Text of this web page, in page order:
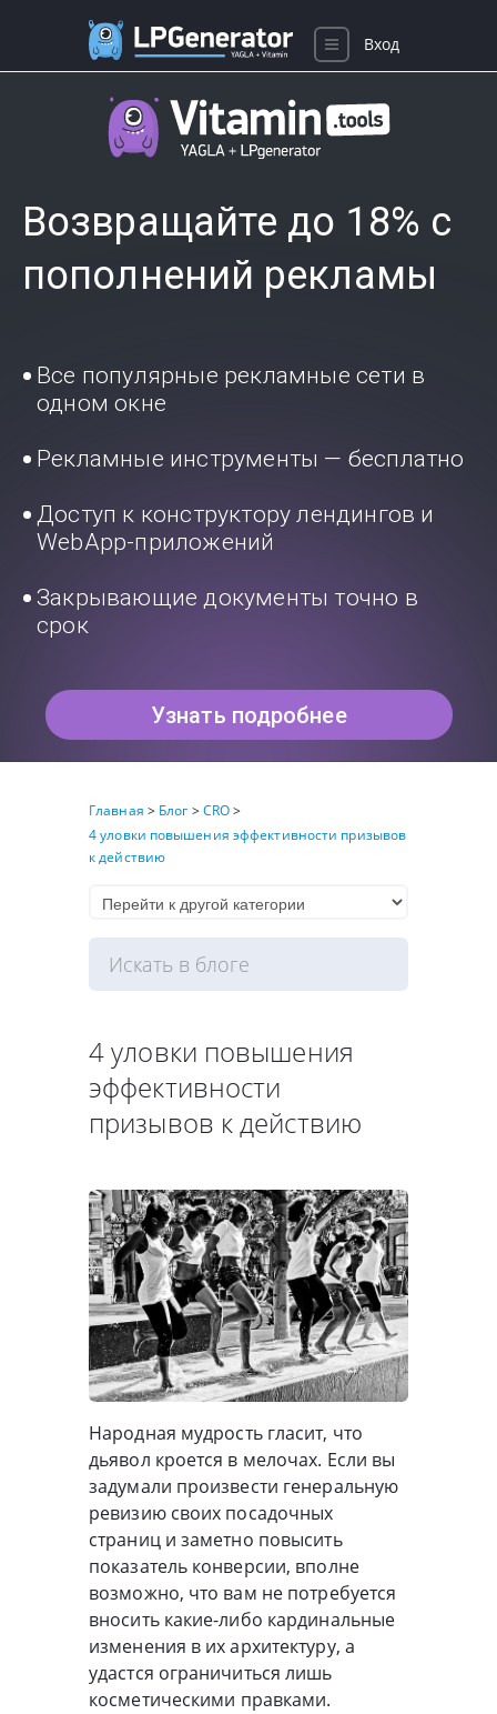
Возвращайте до 18% с
пополнений рекламы
Все популярные рекламные сети в
одном окне
Рекламные инструменты — бесплатно
Доступ к конструктору лендингов и
WebApp-приложений
Закрывающие документы точно в
срок
Узнать подробнее
Главная > Блог >CRO>
4 уловки повышения эффективности призывов
к действию
4 уловки повышения
эффективности
призывов к действию
Народная мудрость гласит, что
дьявол кроется в мелочах. Если вы
задумали произвести генеральную
ревизию своих посадочных
страниц и заметно повысить
показатель конверсии, вполне
возможно, что вам не потребуется
вносить какие-либо кардинальные
изменения в их архитектуру, а
удастся ограничиться лишь
косметическими правками.
Вход